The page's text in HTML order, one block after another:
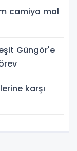
camiya mal
Güngör'e
karşı